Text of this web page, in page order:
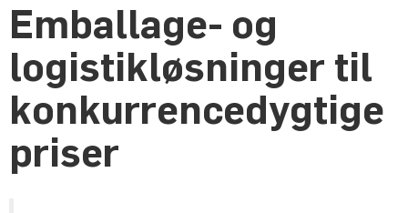
Emballage- og
logistikløsninger til
konkurrencedygtige
priser